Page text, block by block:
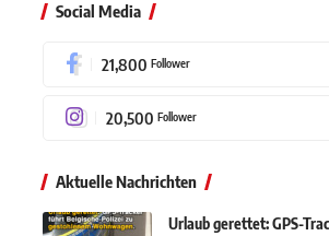
Social Media
21,800 Follower
20,500 Follower
Aktuelle Nachrichten
Urlaub gerettet: GPS-